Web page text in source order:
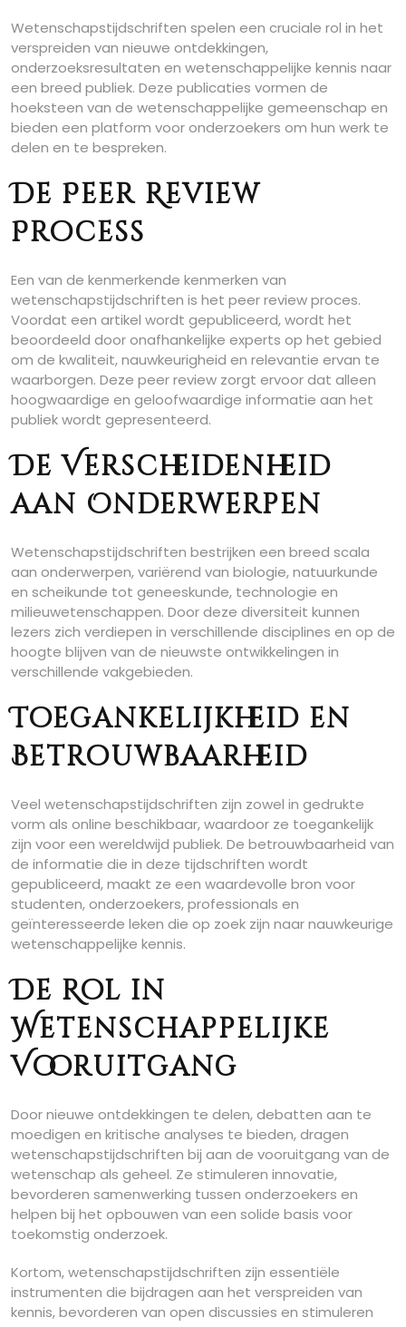
Wetenschapstijdschriften spelen een cruciale rol in het
verspreiden van nieuwe ontdekkingen,
onderzoeksresultaten en wetenschappelijke kennis naar
een breed publiek. Deze publicaties vormen de
hoeksteen van de wetenschappelijke gemeenschap en
bieden een platform voor onderzoekers om hun werk te
delen en te bespreken.
De Peer Review
Process
Een van de kenmerkende kenmerken van
wetenschapstijdschriften is het peer review proces.
Voordat een artikel wordt gepubliceerd, wordt het
beoordeeld door onafhankelijke experts op het gebied
om de kwaliteit, nauwkeurigheid en relevantie ervan te
waarborgen. Deze peer review zorgt ervoor dat alleen
hoogwaardige en geloofwaardige informatie aan het
publiek wordt gepresenteerd.
De Verscheidenheid
aan Onderwerpen
Wetenschapstijdschriften bestrijken een breed scala
aan onderwerpen, variërend van biologie, natuurkunde
en scheikunde tot geneeskunde, technologie en
milieuwetenschappen. Door deze diversiteit kunnen
lezers zich verdiepen in verschillende disciplines en op de
hoogte blijven van de nieuwste ontwikkelingen in
verschillende vakgebieden.
Toegankelijkheid en
Betrouwbaarheid
Veel wetenschapstijdschriften zijn zowel in gedrukte
vorm als online beschikbaar, waardoor ze toegankelijk
zijn voor een wereldwijd publiek. De betrouwbaarheid van
de informatie die in deze tijdschriften wordt
gepubliceerd, maakt ze een waardevolle bron voor
studenten, onderzoekers, professionals en
geïnteresseerde leken die op zoek zijn naar nauwkeurige
wetenschappelijke kennis.
De Rol in
Wetenschappelijke
Vooruitgang
Door nieuwe ontdekkingen te delen, debatten aan te
moedigen en kritische analyses te bieden, dragen
wetenschapstijdschriften bij aan de vooruitgang van de
wetenschap als geheel. Ze stimuleren innovatie,
bevorderen samenwerking tussen onderzoekers en
helpen bij het opbouwen van een solide basis voor
toekomstig onderzoek.
Kortom, wetenschapstijdschriften zijn essentiële
instrumenten die bijdragen aan het verspreiden van
kennis, bevorderen van open discussies en stimuleren